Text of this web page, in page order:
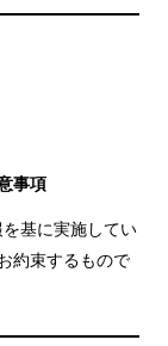
事項
基に実施してい
約束するもので